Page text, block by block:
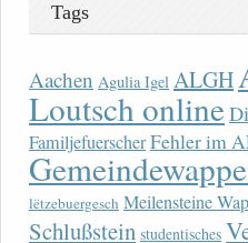
Tags
Aachen Agulia Igel ALGH
Loutsch online
FamiljefuerscherFehler im
lëtzebuergesch Meilensteine
Schlußstein studentisches